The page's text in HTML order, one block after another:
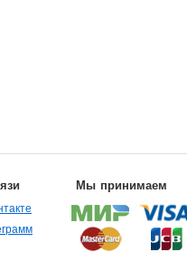
Мы принимаем